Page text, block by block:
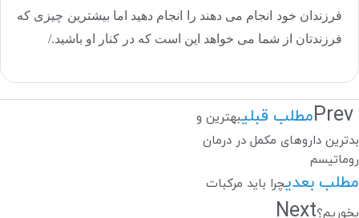
فرزندان خود انجام می دهند را انجام دهید اما بیشترین چیزی که
فرزندتان از شما می خواهد این است که در کنار او باشید./
Prevمطلب قبلیبهترین و
بدترین داروهای مکمل در درمان
روماتیسم
مطلب بعدیچرا باید مرکبات
بخوریم؟Next